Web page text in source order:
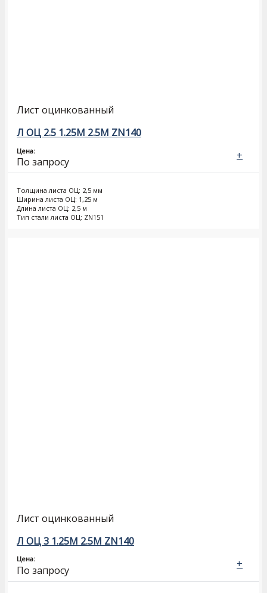
Лист оцинкованный
Л ОЦ 2.5 1.25М 2.5М ZN140
Цена:
По запросу
Толщина листа ОЦ: 2,5 мм
Ширина листа ОЦ: 1,25 м
Длина листа ОЦ: 2,5 м
Тип стали листа ОЦ: ZN151
+
Лист оцинкованный
Л ОЦ 3 1.25М 2.5М ZN140
Цена:
По запросу
+